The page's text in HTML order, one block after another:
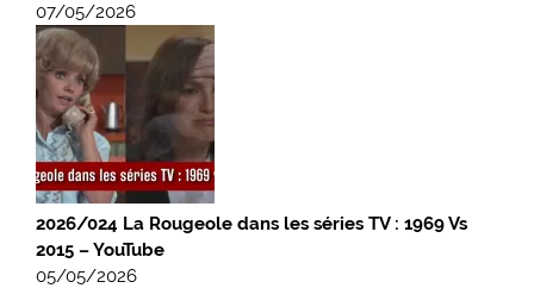
07/05/2026
2026/024 La Rougeole dans les séries TV : 1969 Vs
2015 – YouTube
05/05/2026